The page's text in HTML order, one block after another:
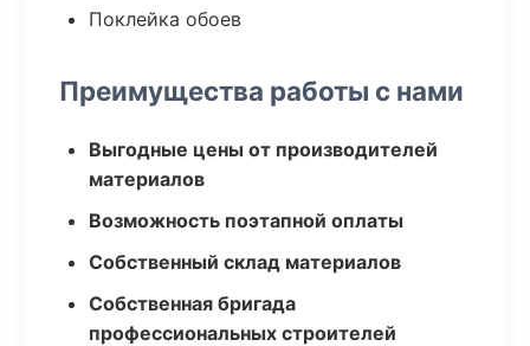
Поклейка обоев
Преимущества работы с нами
Выгодные цены от производителей
материалов
Возможность поэтапной оплаты
Собственный склад материалов
Собственная бригада
профессиональных строителей